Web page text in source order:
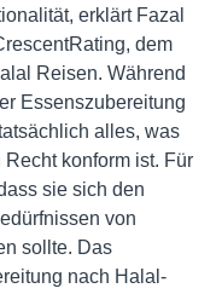
erklärt Fazal
dem
Reisen. Während
Essenszubereitung
alles, was
konform ist. Für
sie sich den
von
sollte. Das
nach Halal-